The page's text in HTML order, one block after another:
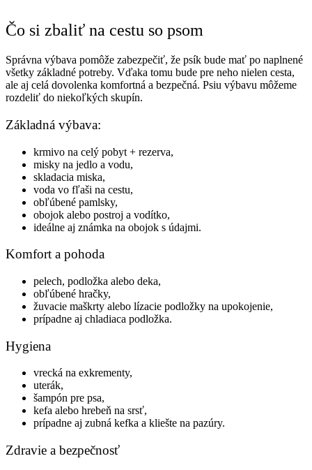
Čo si zbaliť na cestu so psom
Správna výbava pomôže zabezpečiť, že psík bude mať po naplnené
všetky základné potreby. Vďaka tomu bude pre neho nielen cesta,
ale aj celá dovolenka komfortná a bezpečná. Psiu výbavu môžeme
rozdeliť do niekoľkých skupín.
Základná výbava:
krmivo na celý pobyt + rezerva,
misky na jedlo a vodu,
skladacia miska,
voda vo fľaši na cestu,
obľúbené pamlsky,
obojok alebo postroj a vodítko,
ideálne aj známka na obojok s údajmi.
Komfort a pohoda
pelech, podložka alebo deka,
obľúbené hračky,
žuvacie maškrty alebo lízacie podložky na upokojenie,
prípadne aj chladiaca podložka.
Hygiena
vrecká na exkrementy,
uterák,
šampón pre psa,
kefa alebo hrebeň na srsť,
prípadne aj zubná kefka a kliešte na pazúry.
Zdravie a bezpečnosť